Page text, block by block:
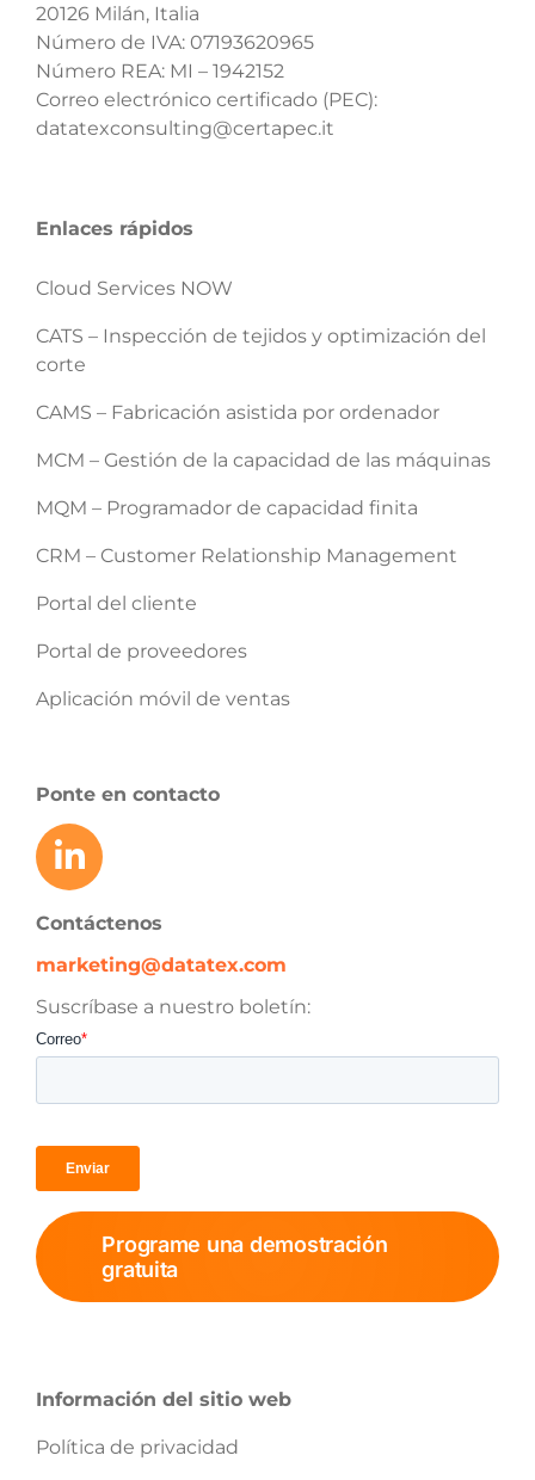
20126 Milán, Italia
Número de IVA: 07193620965
Número REA: MI – 1942152
Correo electrónico certificado (PEC):
datatexconsulting@certapec.it
Enlaces rápidos
Cloud Services NOW
CATS – Inspección de tejidos y optimización del
corte
CAMS – Fabricación asistida por ordenador
MCM – Gestión de la capacidad de las máquinas
MQM – Programador de capacidad finita
CRM – Customer Relationship Management
Portal del cliente
Portal de proveedores
Aplicación móvil de ventas
Ponte en contacto
Contáctenos
marketing@datatex.com
Suscríbase a nuestro boletín:
Programe una demostración
gratuita
Información del sitio web
Política de privacidad